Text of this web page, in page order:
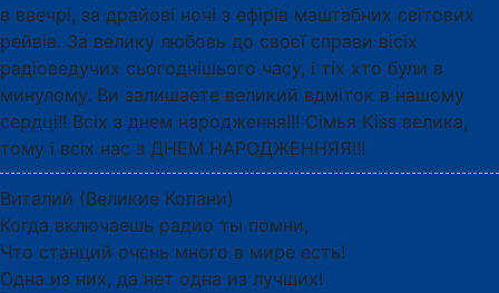
в ввечрі, за драйові ночі з ефірів маштабних світових
рейвів. За велику любовь до своєї справи вісіх
радіоведучих сьогоднішього часу, і тіх хто були в
минулому. Ви залишаете великий вдміток в нашому
сердці!! Всіх з днем народження!!! Сімья Kiss велика,
тому і всіх нас з ДНЕМ НАРОДЖЕННЯЯ!!!
Виталий (Великие Копани)
Когда включаешь радио ты помни,
Что станций очень много в мире есть!
Одна из них, да нет одна из лучших!